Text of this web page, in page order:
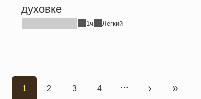
духовке
1ч Легкий
Текущая страница
1
Страница
2
Страница
3
Страница
4
Следующая